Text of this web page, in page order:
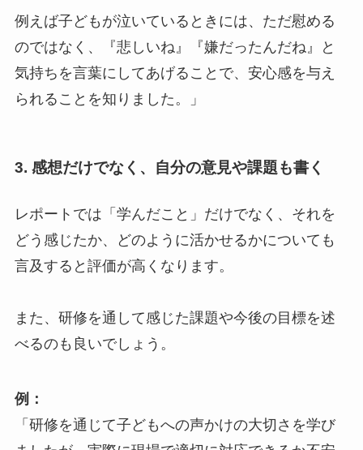
例えば子どもが泣いているときには、ただ慰める
のではなく、『悲しいね』『嫌だったんだね』と
気持ちを言葉にしてあげることで、安心感を与え
られることを知りました。」
3. 感想だけでなく、自分の意見や課題も書く
レポートでは「学んだこと」だけでなく、それを
どう感じたか、どのように活かせるかについても
言及すると評価が高くなります。
また、研修を通して感じた課題や今後の目標を述
べるのも良いでしょう。
例：
「研修を通じて子どもへの声かけの大切さを学び